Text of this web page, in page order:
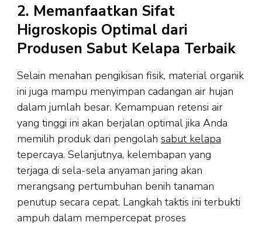
2. Memanfaatkan Sifat
Higroskopis Optimal dari
Produsen Sabut Kelapa Terbaik
Selain menahan pengikisan fisik, material organik
ini juga mampu menyimpan cadangan air hujan
dalam jumlah besar. Kemampuan retensi air
yang tinggi ini akan berjalan optimal jika Anda
memilih produk dari pengolah sabut kelapa
tepercaya. Selanjutnya, kelembapan yang
terjaga di sela-sela anyaman jaring akan
merangsang pertumbuhan benih tanaman
penutup secara cepat. Langkah taktis ini terbukti
ampuh dalam mempercepat proses